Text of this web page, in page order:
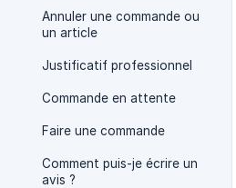
Annuler une commande ou
un article
Justificatif professionnel
Commande en attente
Faire une commande
Comment puis-je écrire un
avis ?